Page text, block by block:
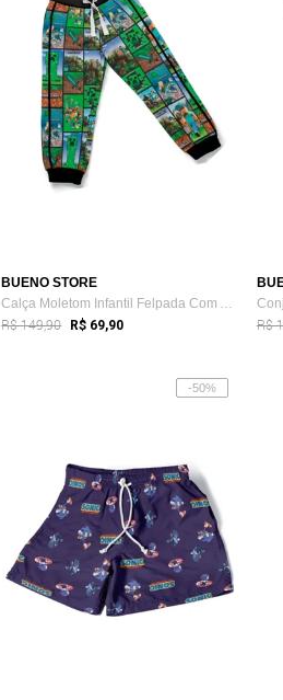
BUENO STORE
Calça Moletom Infantil Felpada Com Algod...
R$ 149,90 R$ 69,90 R$
-50%